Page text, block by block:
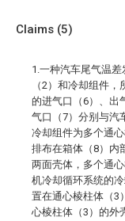
Claims (5)
1.一种汽车尾气温
（2）和冷却组件
的进气口（6）、出
气口（7）分别与汽
冷却组件为多个通
排布在箱体（8）内
两面壳体，多个通
机冷却循环系统的
置在通心棱柱体（3
心棱柱体（3）的外